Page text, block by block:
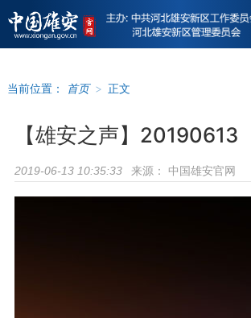
当前位置： 首页 > 正文
【雄安之声】20190613
2019-06-13 10:35:33 来源： 中国雄安官网